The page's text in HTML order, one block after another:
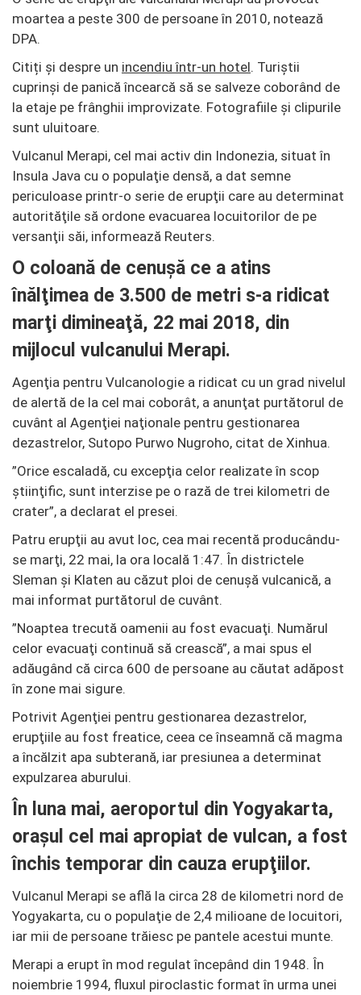
moartea a peste 300 de persoane în 2010, notează
DPA.
Citiți și despre un incendiu într-un hotel. Turiștii
cuprinși de panică încearcă să se salveze coborând de
la etaje pe frânghii improvizate. Fotografiile și clipurile
sunt uluitoare.
Vulcanul Merapi, cel mai activ din Indonezia, situat în
Insula Java cu o populaţie densă, a dat semne
periculoase printr-o serie de erupţii care au determinat
autorităţile să ordone evacuarea locuitorilor de pe
versanţii săi, informează Reuters.
O coloană de cenuşă ce a atins
înălţimea de 3.500 de metri s-a ridicat
marţi dimineaţă, 22 mai 2018, din
mijlocul vulcanului Merapi.
Agenţia pentru Vulcanologie a ridicat cu un grad nivelul
de alertă de la cel mai coborât, a anunţat purtătorul de
cuvânt al Agenţiei naţionale pentru gestionarea
dezastrelor, Sutopo Purwo Nugroho, citat de Xinhua.
”Orice escaladă, cu excepţia celor realizate în scop
ştiinţific, sunt interzise pe o rază de trei kilometri de
crater”, a declarat el presei.
Patru erupţii au avut loc, cea mai recentă producându-
se marţi, 22 mai, la ora locală 1:47. În districtele
Sleman şi Klaten au căzut ploi de cenuşă vulcanică, a
mai informat purtătorul de cuvânt.
”Noaptea trecută oamenii au fost evacuaţi. Numărul
celor evacuaţi continuă să crească”, a mai spus el
adăugând că circa 600 de persoane au căutat adăpost
în zone mai sigure.
Potrivit Agenţiei pentru gestionarea dezastrelor,
erupţiile au fost freatice, ceea ce înseamnă că magma
a încălzit apa subterană, iar presiunea a determinat
expulzarea aburului.
În luna mai, aeroportul din Yogyakarta,
oraşul cel mai apropiat de vulcan, a fost
închis temporar din cauza erupţiilor.
Vulcanul Merapi se află la circa 28 de kilometri nord de
Yogyakarta, cu o populaţie de 2,4 milioane de locuitori,
iar mii de persoane trăiesc pe pantele acestui munte.
Merapi a erupt în mod regulat începând din 1948. În
noiembrie 1994, fluxul piroclastic format în urma unei